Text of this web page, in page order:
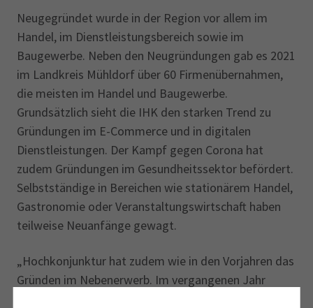
Neugegründet wurde in der Region vor allem im
Handel, im Dienstleistungsbereich sowie im
Baugewerbe. Neben den Neugründungen gab es 2021
im Landkreis Mühldorf über 60 Firmenübernahmen,
die meisten im Handel und Baugewerbe.
Grundsätzlich sieht die IHK den starken Trend zu
Gründungen im E-Commerce und in digitalen
Dienstleistungen. Der Kampf gegen Corona hat
zudem Gründungen im Gesundheitssektor befördert.
Selbstständige in Bereichen wie stationärem Handel,
Gastronomie oder Veranstaltungswirtschaft haben
teilweise Neuanfänge gewagt.
„Hochkonjunktur hat zudem wie in den Vorjahren das
Gründen im Nebenerwerb. Im vergangenen Jahr